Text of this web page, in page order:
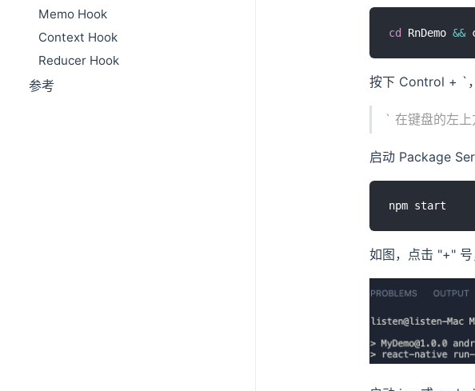
Memo Hook
Context Hook
Reducer Hook
参考
cd RnDemo &&
按下 Control + `
` 在键盘的左上
启动 Package
如图，点击 "+"